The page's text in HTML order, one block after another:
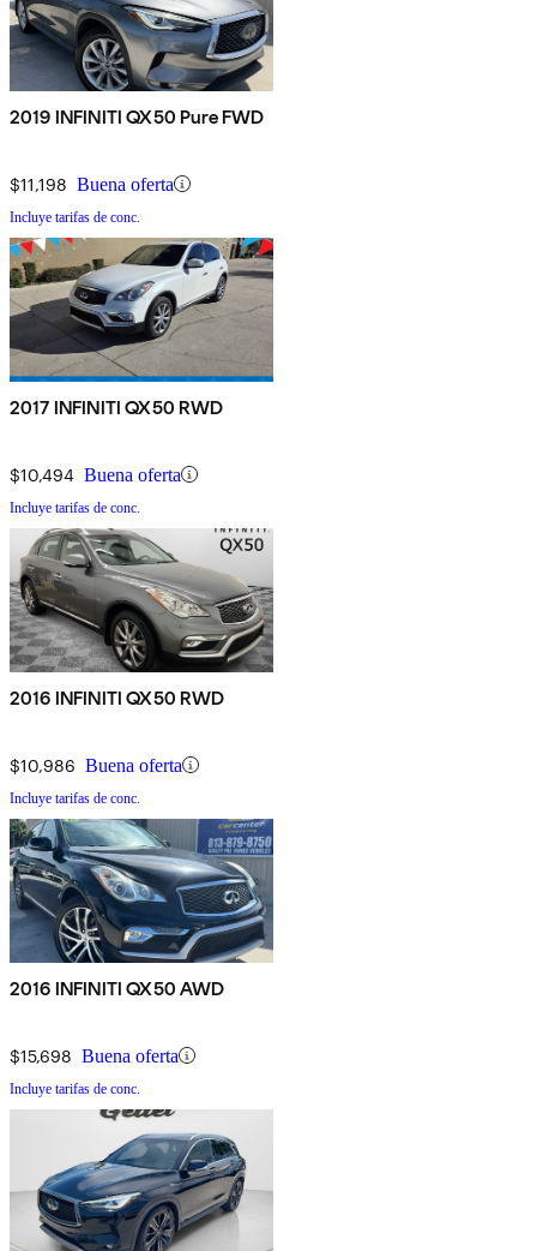
2019 INFINITI QX50 Pure FWD
$11,198 Buena oferta
Incluye tarifas de conc.
2017 INFINITI QX50 RWD
$10,494 Buena oferta
Incluye tarifas de conc.
2016 INFINITI QX50 RWD
$10,986 Buena oferta
Incluye tarifas de conc.
2016 INFINITI QX50 AWD
$15,698 Buena oferta
Incluye tarifas de conc.